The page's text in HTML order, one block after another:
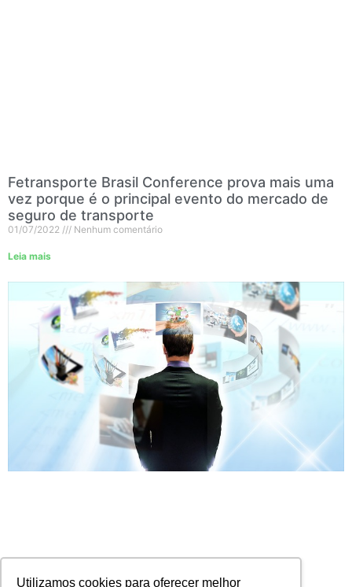
Utilizamos cookies para oferecer melhor
Fetransporte Brasil Conference prova mais uma
vez porque é o principal evento do mercado de
seguro de transporte
01/07/2022 Nenhum comentário
Leia mais